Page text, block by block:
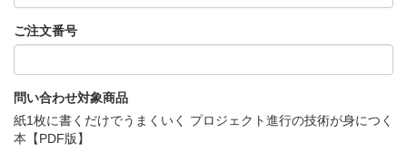
ご注文番号
問い合わせ対象商品
紙1枚に書くだけでうまくいく プロジェクト進行の技術が身につく
本【PDF版】